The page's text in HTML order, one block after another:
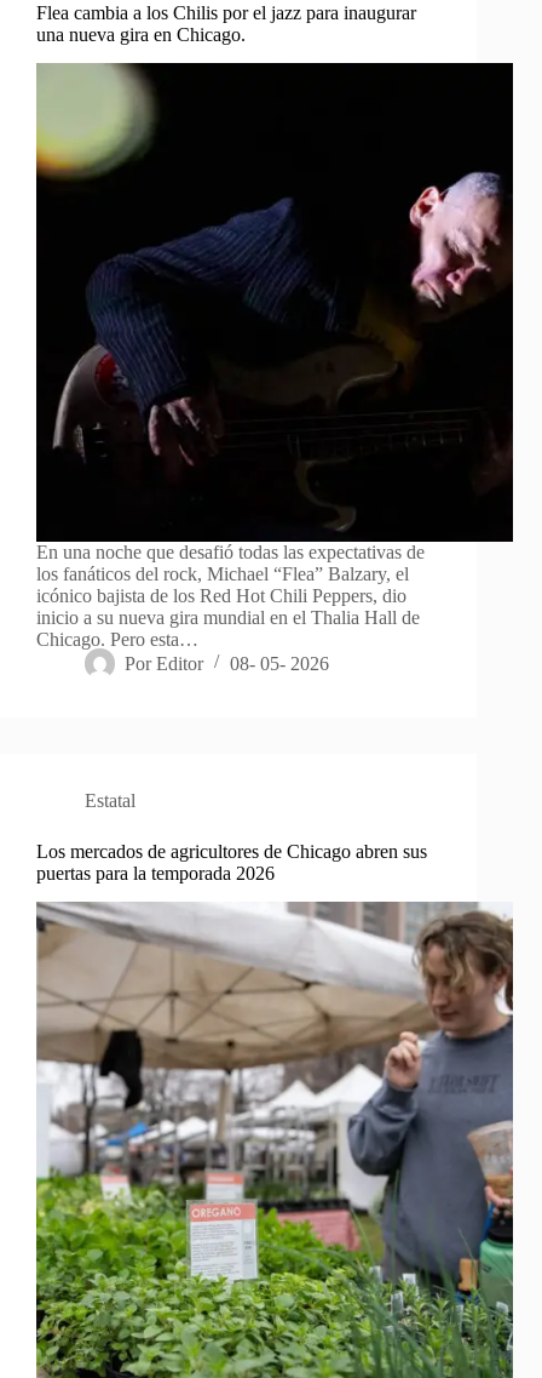
Flea cambia a los Chilis por el jazz para inaugurar
una nueva gira en Chicago.
En una noche que desafió todas las expectativas de
los fanáticos del rock, Michael “Flea” Balzary, el
icónico bajista de los Red Hot Chili Peppers, dio
inicio a su nueva gira mundial en el Thalia Hall de
Chicago. Pero esta…
Por Editor 08- 05- 2026
Estatal
Los mercados de agricultores de Chicago abren sus
puertas para la temporada 2026